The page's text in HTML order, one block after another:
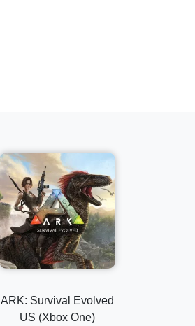
ARK: Survival Evolved
US (Xbox One)